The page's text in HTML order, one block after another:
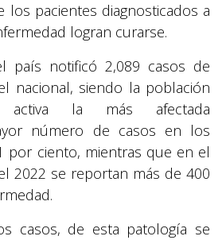
los pacientes diagnosticados a
logran curarse.
país notificó 2,089 casos de
nacional, siendo la población
activa la más afectada
número de casos en los
por ciento, mientras que en el
2022 se reportan más de 400
casos, de esta patología se